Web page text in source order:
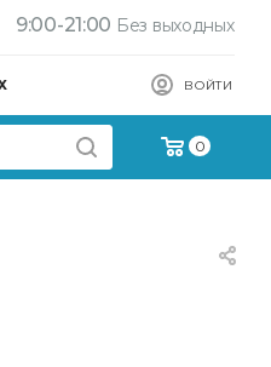
9:00-21:00 Без выходных
ВОЙТИ
0